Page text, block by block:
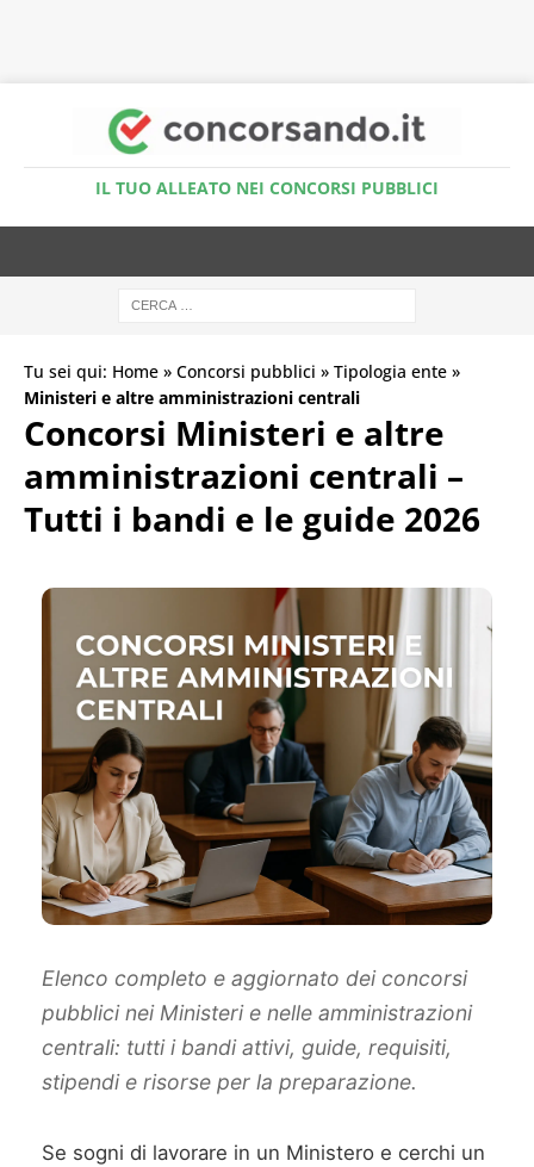
IL TUO ALLEATO NEI CONCORSI PUBBLICI
Tu sei qui: Home » Concorsi pubblici » Tipologia ente »
Ministeri e altre amministrazioni centrali
Concorsi Ministeri e altre
amministrazioni centrali –
Tutti i bandi e le guide 2026
Elenco completo e aggiornato dei concorsi
pubblici nei Ministeri e nelle amministrazioni
centrali: tutti i bandi attivi, guide, requisiti,
stipendi e risorse per la preparazione.
Se sogni di lavorare in un Ministero e cerchi un